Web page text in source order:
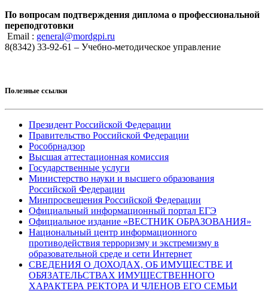
По вопросам подтверждения диплома о профессиональной
переподготовки
Email : general@mordgpi.ru
8(8342) 33-92-61 – Учебно-методическое управление
Полезные ссылки
Президент Российской Федерации
Правительство Российской Федерации
Рособрнадзор
Высшая аттестационная комиссия
Государственные услуги
Министерство науки и высшего образования
Российской Федерации
Минпросвещения Российской Федерации
Официальный информационный портал ЕГЭ
Официальное издание «ВЕСТНИК ОБРАЗОВАНИЯ»
Национальный центр информационного
противодействия терроризму и экстремизму в
образовательной среде и сети Интернет
СВЕДЕНИЯ О ДОХОДАХ, ОБ ИМУЩЕСТВЕ И
ОБЯЗАТЕЛЬСТВАХ ИМУЩЕСТВЕННОГО
ХАРАКТЕРА РЕКТОРА И ЧЛЕНОВ ЕГО СЕМЬИ